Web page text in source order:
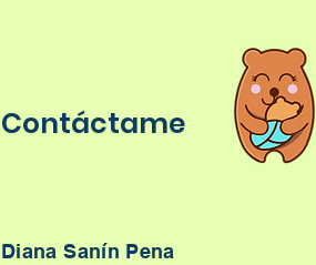
Contáctame
Diana Sanín Pena